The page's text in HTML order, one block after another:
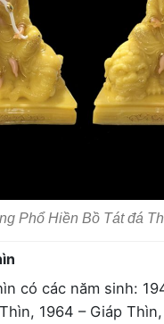
Phổ Hiền Bồ Tát đá
có các năm sinh:
1964 – Giáp